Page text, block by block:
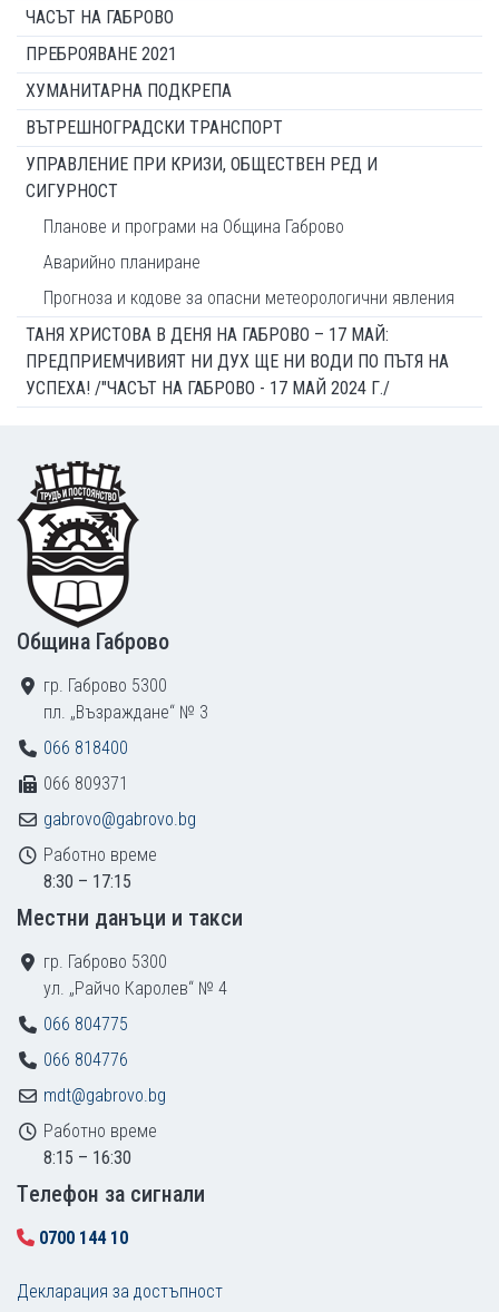
ЧАСЪТ НА ГАБРОВО
ПРЕБРОЯВАНЕ 2021
ХУМАНИТАРНА ПОДКРЕПА
ВЪТРЕШНОГРАДСКИ ТРАНСПОРТ
УПРАВЛЕНИЕ ПРИ КРИЗИ, ОБЩЕСТВЕН РЕД И
СИГУРНОСТ
Планове и програми на Община Габрово
Аварийно планиране
Прогноза и кодове за опасни метеорологични явления
ТАНЯ ХРИСТОВА В ДЕНЯ НА ГАБРОВО – 17 МАЙ:
ПРЕДПРИЕМЧИВИЯТ НИ ДУХ ЩЕ НИ ВОДИ ПО ПЪТЯ НА
УСПЕХА! /"ЧАСЪТ НА ГАБРОВО - 17 МАЙ 2024 Г./
Footer
Община Габрово
гр. Габрово 5300
пл. „Възраждане“ № 3
066 818400
066 809371
gabrovo@gabrovo.bg
Работно време
8:30 – 17:15
Местни данъци и такси
гр. Габрово 5300
ул. „Райчо Каролев“ № 4
066 804775
066 804776
mdt@gabrovo.bg
Работно време
8:15 – 16:30
Tелефон за сигнали
0700 144 10
Декларация за достъпност